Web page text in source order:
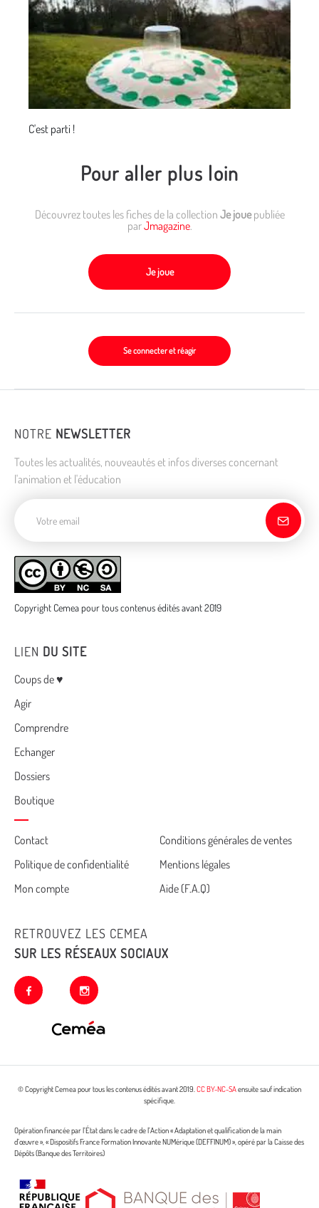
C'est parti !
Pour aller plus loin
Découvrez toutes les fiches de la collection Je jouepubliée
parJmagazine.
Je joue
Se connecter et réagir
NOTRE NEWSLETTER
Toutes les actualités, nouveautés et infos diverses concernant
l'animation et l'éducation
Copyright Cemea pour tous contenus édités avant 2019
LIEN DU SITE
Menu
Coups de ♥
Agir
Comprendre
Echanger
Dossiers
Boutique
Cemea
footer
Contact
Conditions générales de ventes
Politique de confidentialité
Mentions légales
Mon compte
Aide (F.A.Q)
RETROUVEZ LES CEMEA
SUR LES RÉSEAUX SOCIAUX
facebook instagram
© Copyright Cemea pour tous les contenus édités avant 2019.CC BY-NC-SAensuite sauf indication
spécifique.
Opération financée par l’État dans le cadre de l’Action « Adaptation et qualification de la main
d’œuvre », « Dispositifs France Formation Innovante NUMérique (DEFFINUM) », opéré par la Caisse des
Dépôts (Banque des Territoires)